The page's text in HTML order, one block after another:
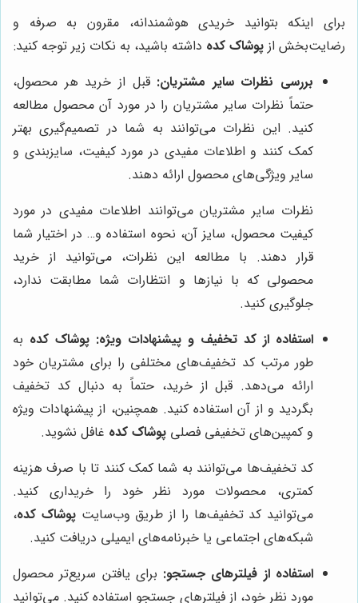
برای اینکه بتوانید خریدی هوشمندانه، مقرون به صرفه و
رضایت‌بخش از پوشاک کده داشته باشید، به نکات زیر توجه کنید:
بررسی نظرات سایر مشتریان: قبل از خرید هر محصول،
حتماً نظرات سایر مشتریان را در مورد آن محصول مطالعه
کنید. این نظرات می‌توانند به شما در تصمیم‌گیری بهتر
کمک کنند و اطلاعات مفیدی در مورد کیفیت، سایزبندی و
سایر ویژگی‌های محصول ارائه دهند.
نظرات سایر مشتریان می‌توانند اطلاعات مفیدی در مورد
کیفیت محصول، سایز آن، نحوه استفاده و… در اختیار شما
قرار دهند. با مطالعه این نظرات، می‌توانید از خرید
محصولی که با نیازها و انتظارات شما مطابقت ندارد،
جلوگیری کنید.
استفاده از کد تخفیف و پیشنهادات ویژه: پوشاک کده به
طور مرتب کد تخفیف‌های مختلفی را برای مشتریان خود
ارائه می‌دهد. قبل از خرید، حتماً به دنبال کد تخفیف
بگردید و از آن استفاده کنید. همچنین، از پیشنهادات ویژه
و کمپین‌های تخفیفی فصلی پوشاک کده غافل نشوید.
کد تخفیف‌ها می‌توانند به شما کمک کنند تا با صرف هزینه
کمتری، محصولات مورد نظر خود را خریداری کنید.
می‌توانید کد تخفیف‌ها را از طریق وب‌سایتپوشاک کده،
شبکه‌های اجتماعی یا خبرنامه‌های ایمیلی دریافت کنید.
استفاده از فیلترهای جستجو: برای یافتن سریع‌تر محصول
مورد نظر خود، از فیلترهای جستجو استفاده کنید. می‌توانید